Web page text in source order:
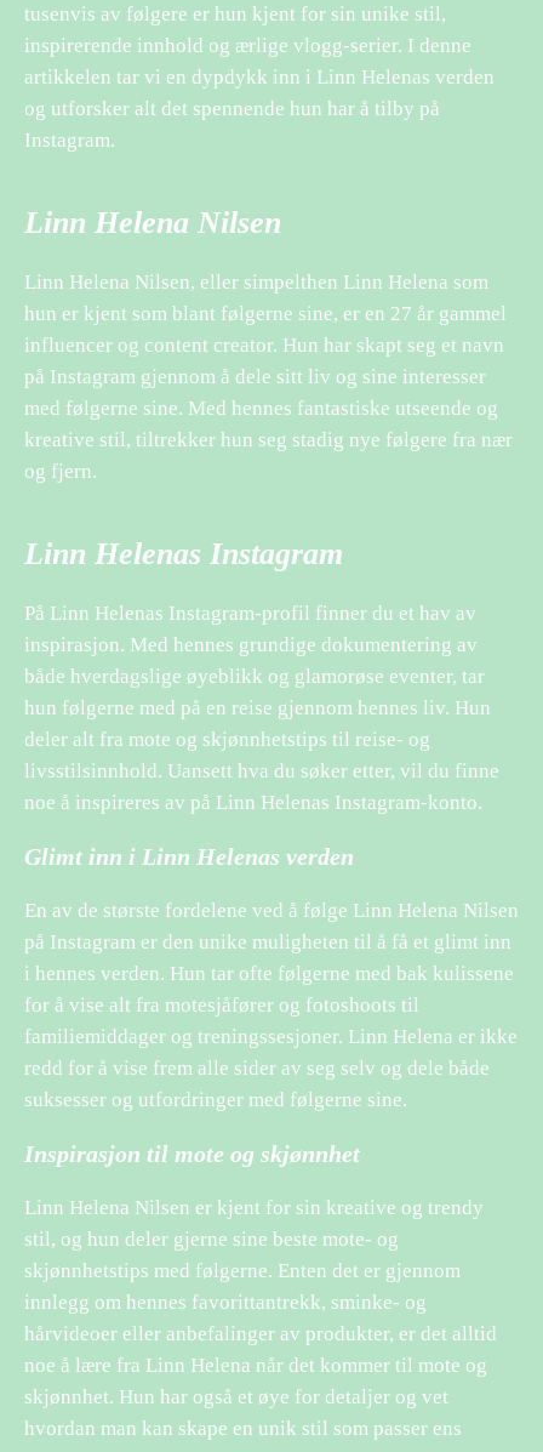
tusenvis av følgere er hun kjent for sin unike stil,
inspirerende innhold og ærlige vlogg-serier. I denne
artikkelen tar vi en dypdykk inn i Linn Helenas verden
og utforsker alt det spennende hun har å tilby på
Instagram.
Linn Helena Nilsen
Linn Helena Nilsen, eller simpelthen Linn Helena som
hun er kjent som blant følgerne sine, er en 27 år gammel
influencer og content creator. Hun har skapt seg et navn
på Instagram gjennom å dele sitt liv og sine interesser
med følgerne sine. Med hennes fantastiske utseende og
kreative stil, tiltrekker hun seg stadig nye følgere fra nær
og fjern.
Linn Helenas Instagram
På Linn Helenas Instagram-profil finner du et hav av
inspirasjon. Med hennes grundige dokumentering av
både hverdagslige øyeblikk og glamorøse eventer, tar
hun følgerne med på en reise gjennom hennes liv. Hun
deler alt fra mote og skjønnhetstips til reise- og
livsstilsinnhold. Uansett hva du søker etter, vil du finne
noe å inspireres av på Linn Helenas Instagram-konto.
Glimt inn i Linn Helenas verden
En av de største fordelene ved å følge Linn Helena Nilsen
på Instagram er den unike muligheten til å få et glimt inn
i hennes verden. Hun tar ofte følgerne med bak kulissene
for å vise alt fra motesjåfører og fotoshoots til
familiemiddager og treningssesjoner. Linn Helena er ikke
redd for å vise frem alle sider av seg selv og dele både
suksesser og utfordringer med følgerne sine.
Inspirasjon til mote og skjønnhet
Linn Helena Nilsen er kjent for sin kreative og trendy
stil, og hun deler gjerne sine beste mote- og
skjønnhetstips med følgerne. Enten det er gjennom
innlegg om hennes favorittantrekk, sminke- og
hårvideoer eller anbefalinger av produkter, er det alltid
noe å lære fra Linn Helena når det kommer til mote og
skjønnhet. Hun har også et øye for detaljer og vet
hvordan man kan skape en unik stil som passer ens